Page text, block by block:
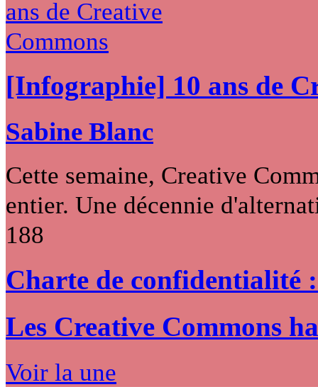
[Infographie] 10 ans de
Sabine Blanc
Cette semaine, Creative
entier. Une décennie
188
Charte de confidentialité
Les Creative Commons
Voir la une